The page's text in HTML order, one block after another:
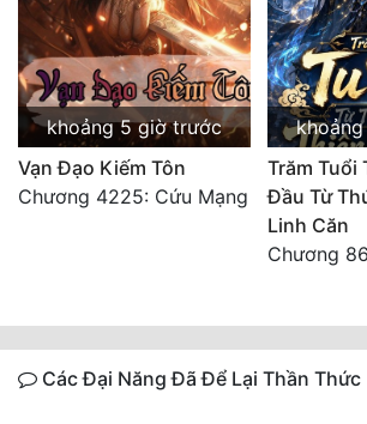
khoảng 5 giờ trước
Vạn Đạo Kiếm Tôn
Chương 4225: Cứu Mạng
Trăm Tuổi
Đầu Từ
Linh Căn
Các Đại Năng Đã Để Lại Thần Thức